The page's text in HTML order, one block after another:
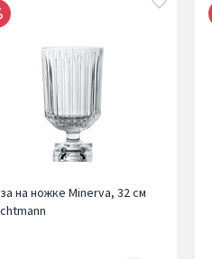
на ножке Minerva, 32 см